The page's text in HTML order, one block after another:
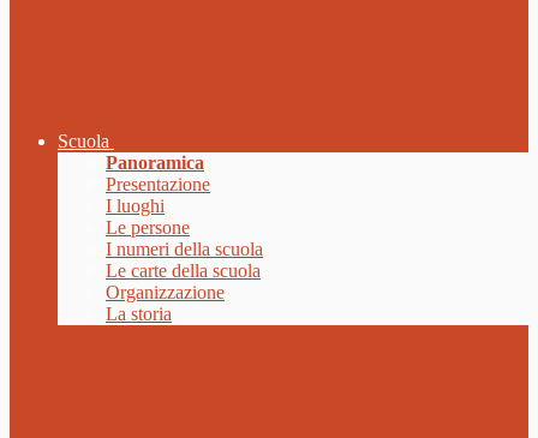
Scuola
Panoramica
Presentazione
I luoghi
Le persone
I numeri della scuola
Le carte della scuola
Organizzazione
La storia